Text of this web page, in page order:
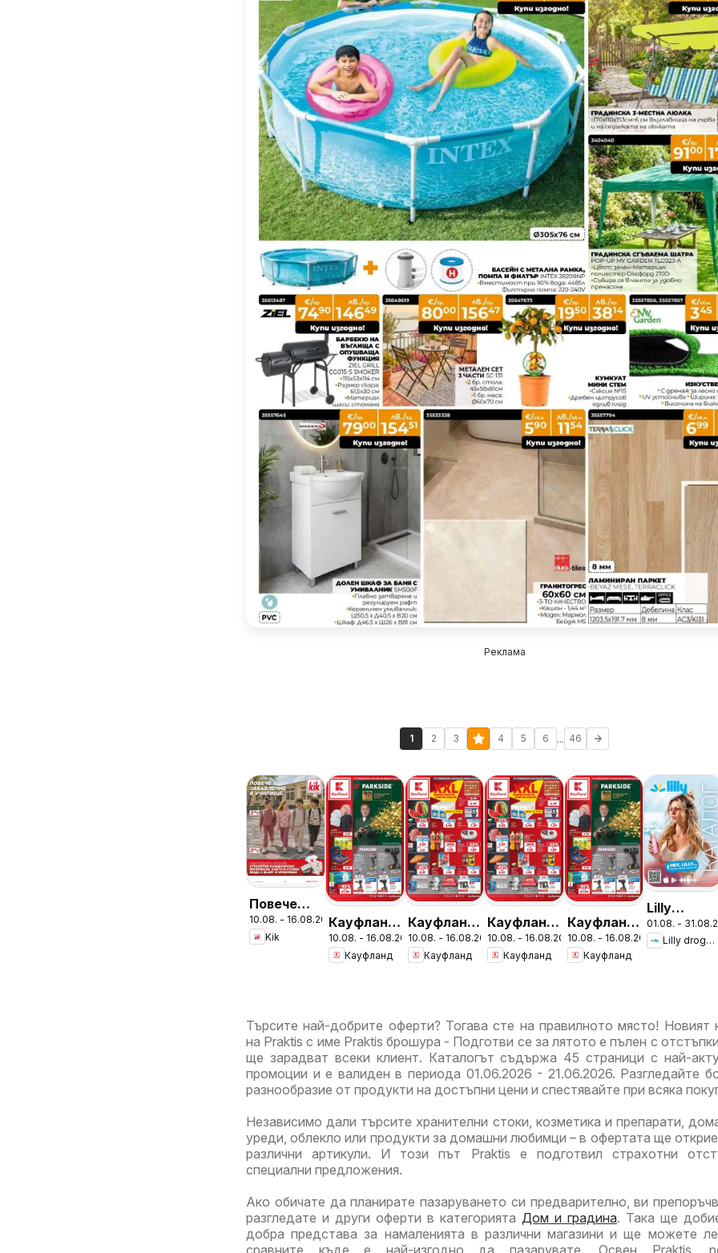
Реклама
1 2 3 4 5 6 ... 46
Повече
забавление
в училище
10.08. - 16.08.2026
Kik
Кауфланд
брошура -
Вземи
повече с
Kaufland с
валидност
до
16.08.2026
10.08. - 16.08.2026
Кауфланд
Кауфланд
брошура -
Вземи
повече с
Kaufland с
валидност
до
16.08.2026
10.08. - 16.08.2026
Кауфланд
Кауфланд
брошура -
Вземи
Kaufland с
валидност
до
16.08.2026
10.08. - 16.08.2026
Кауфланд
Кауфланд
брошура -
Мега
до
16.08.2026
10.08. - 16.08.2026
Кауфланд
Lilly
drogerie
брошура -
01.08. -
Lilly drogerie
Търсите най-добрите оферти? Тогава сте на правилното място! Новият
на Praktis с име Praktis брошура - Подготви се за лятото е пълен с
ще зарадват всеки клиент. Каталогът съдържа 45 страници с най-
промоции и е валиден в периода 01.06.2026 - 21.06.2026. Разгледайте
разнообразие от продукти на достъпни цени и спестявайте при всяка
Независимо дали търсите хранителни стоки, козметика и препарати,
уреди, облекло или продукти за домашни любимци – в офертата ще
различни артикули. И този път Praktis е подготвил страхотни
специални предложения.
Ако обичате да планирате пазаруването си предварително, ви
разгледате и други оферти в категорията Дом и градина. Така ще
добра представа за намаленията в различни магазини и ще можете
сравните къде е най-изгодно да пазарувате. Освен Praktis,